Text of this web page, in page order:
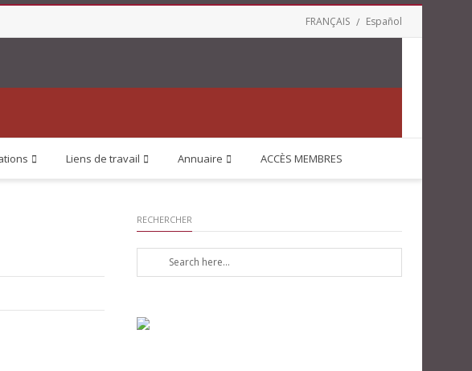
FRANÇAIS Español
Liens de travail Annuaire ACCÈS MEMBRES
RECHERCHER